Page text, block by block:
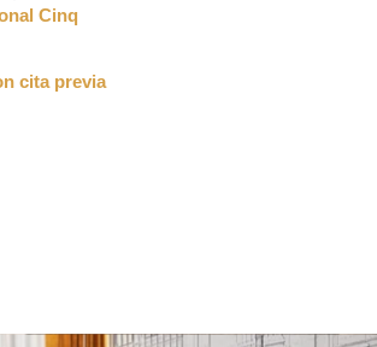
Cinq
cita previa